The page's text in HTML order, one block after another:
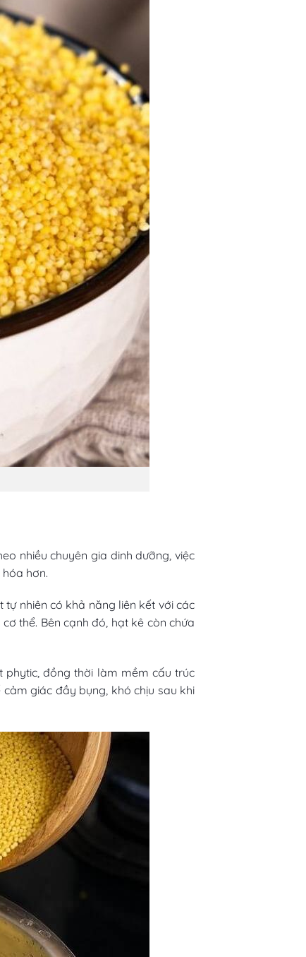
nhiều chuyên gia dinh dưỡng, việc
hơn.
nhiên có khả năng liên kết với các
thể. Bên cạnh đó, hạt kê còn chứa
phytic, đồng thời làm mềm cấu trúc
giác đầy bụng, khó chịu sau khi